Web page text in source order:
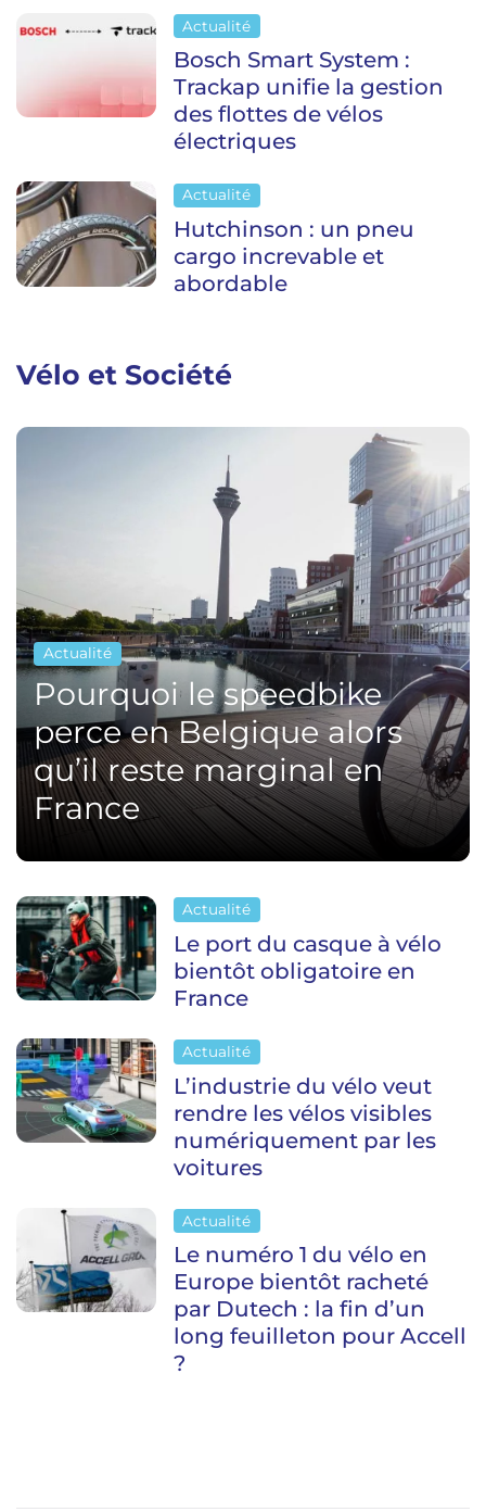
Actualité
Bosch Smart System :
Trackap unifie la gestion
des flottes de vélos
électriques
Actualité
Hutchinson : un pneu
cargo increvable et
abordable
Vélo et Société
Actualité
Pourquoi le speedbike
perce en Belgique alors
qu’il reste marginal en
France
Actualité
Le port du casque à vélo
bientôt obligatoire en
France
Actualité
L’industrie du vélo veut
rendre les vélos visibles
numériquement par les
voitures
Actualité
Le numéro 1 du vélo en
Europe bientôt racheté
par Dutech : la fin d’un
long feuilleton pour Accell
?